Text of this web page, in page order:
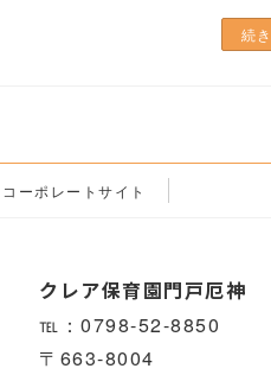
続
コーポレートサイト
クレア保育園門戸厄神
℡：0798-52-8850
〒663-8004